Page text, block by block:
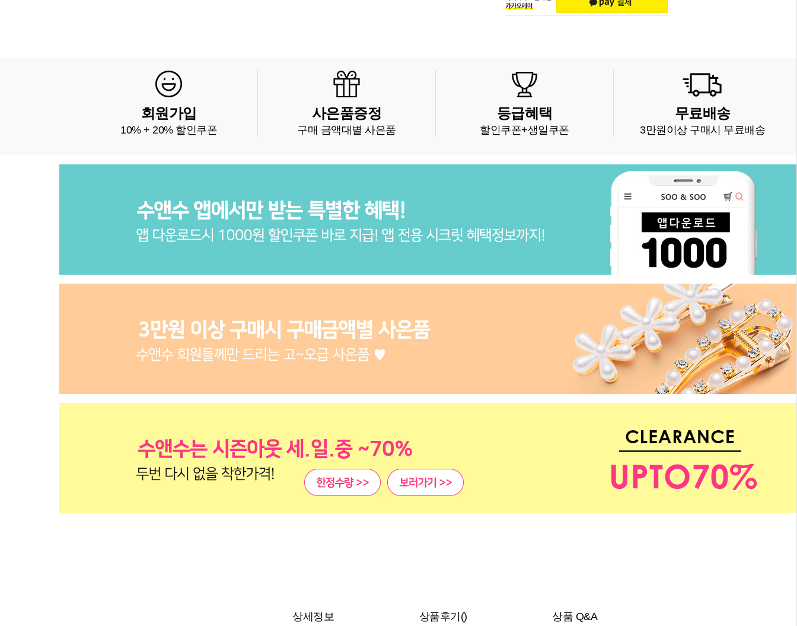
회원가입
10% + 20% 할인쿠폰
사은품증정
구매 금액대별 사은품
등급혜택
할인쿠폰+생일쿠폰
무료배송
3만원이상 구매시 무료배송
상세정보 상품후기() 상품 Q&A